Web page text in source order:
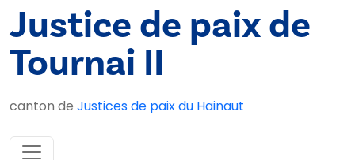
Justice de paix de
Tournai II
canton de Justices de paix du Hainaut